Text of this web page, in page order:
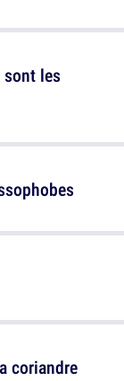
coriandre
sont les